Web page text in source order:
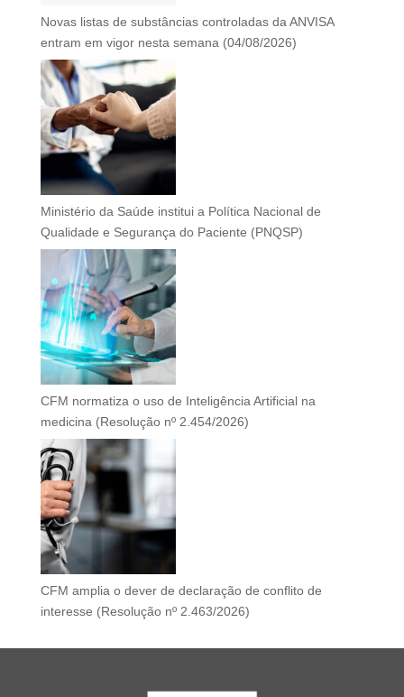
Novas listas de substâncias controladas da ANVISA
entram em vigor nesta semana (04/08/2026)
Ministério da Saúde institui a Política Nacional de
Qualidade e Segurança do Paciente (PNQSP)
CFM normatiza o uso de Inteligência Artificial na
medicina (Resolução nº 2.454/2026)
CFM amplia o dever de declaração de conflito de
interesse (Resolução nº 2.463/2026)